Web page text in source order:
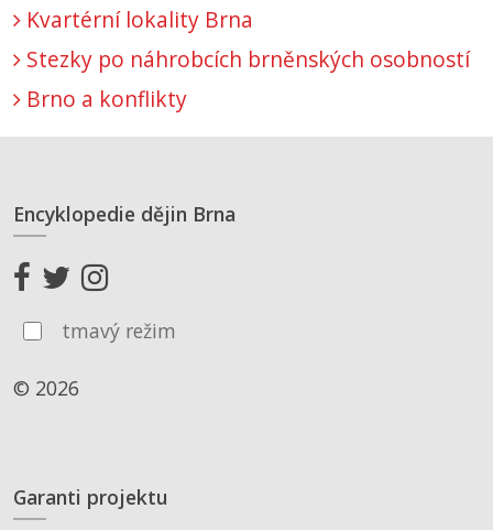
Kvartérní lokality Brna
Stezky po náhrobcích brněnských osobností
Brno a konflikty
Encyklopedie dějin Brna
tmavý režim
© 2026
Garanti projektu